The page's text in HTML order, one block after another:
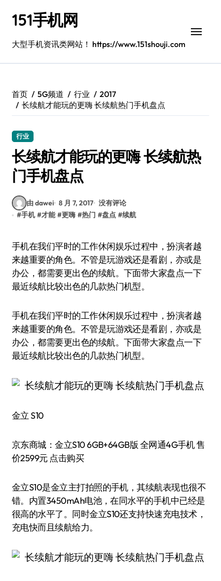
151手机网
大型手机资讯类网站！ https://www.151shouji.com
首页 5G频道 行业
2017
长续航才能玩的更嗨 长续航热门手机盘点
行业
长续航才能玩的更嗨 长续航热
门手机盘点
由 dawei 8 月 7, 2017 没有评论
#手机 #才能 #更嗨 #热门 #盘点 #续航
手机在我们平时的工作休闲娱乐过程中，扮演者越
来越重要的角色。不管是玩游戏还是看剧，亦或是
办公，都需要更出色的续航。下面带大家盘点一下
最近续航比较出色的几款热门机型。
手机在我们平时的工作休闲娱乐过程中，扮演者越
来越重要的角色。不管是玩游戏还是看剧，亦或是
办公，都需要更出色的续航。下面带大家盘点一下
最近续航比较出色的几款热门机型。
金立 S10
京东商城：金立S10 6GB+64GB版 全网通4G手机 售
价2599元 点击购买
金立S10是金立主打拍照的手机，其续航表现也很不
错。内置3450mAh电池，在同水平的手机中已经是
很高的水平了。同时金立S10还支持快速充电技术，
充电快而且续航给力。